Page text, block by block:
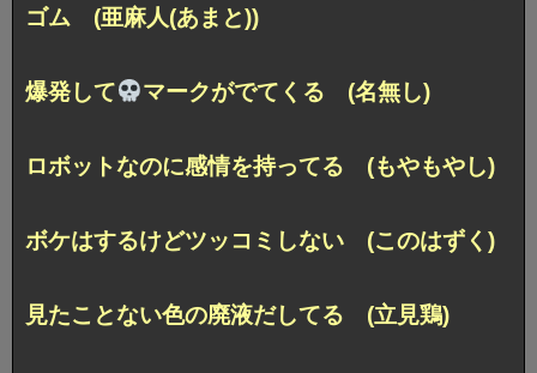
ゴム (亜麻人(あまと))
爆発して マークがでてくる (名無し)
ロボットなのに感情を持ってる (もやもやし)
ボケはするけどツッコミしない (このはずく)
見たことない色の廃液だしてる (立見鶏)